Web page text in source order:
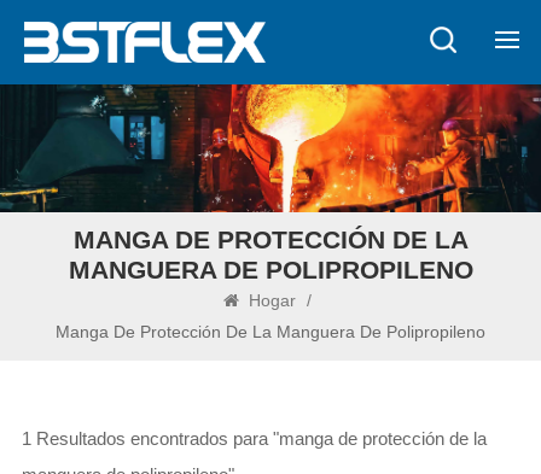
MANGA DE PROTECCIÓN DE LA
MANGUERA DE POLIPROPILENO
Hogar /
Manga De Protección De La Manguera De Polipropileno
1 Resultados encontrados para "manga de protección de la